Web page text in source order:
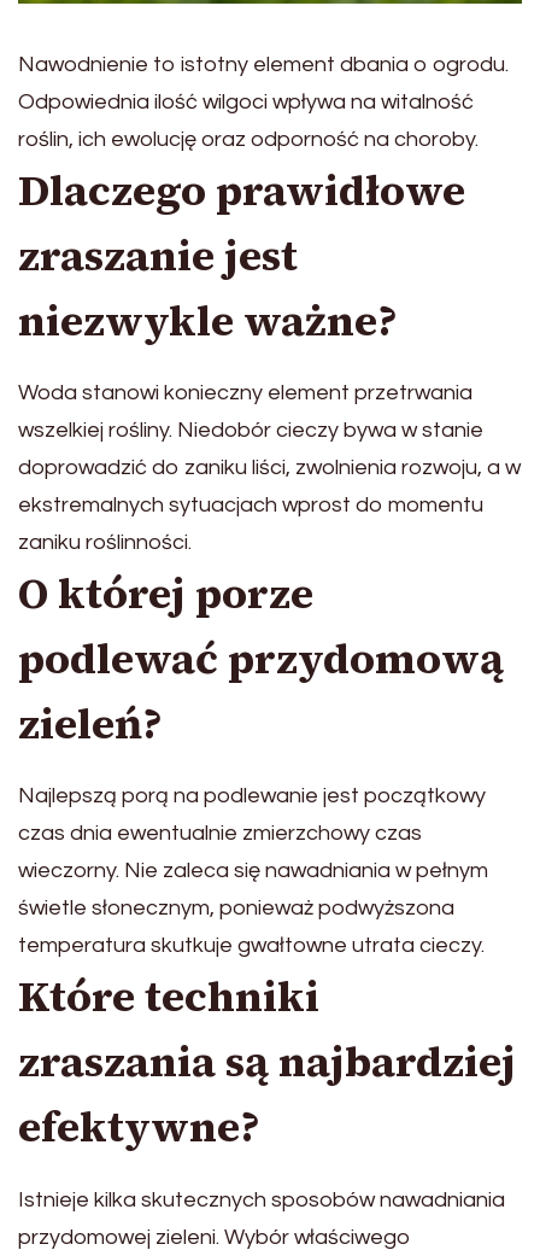
Nawodnienie to istotny element dbania o ogrodu.
Odpowiednia ilość wilgoci wpływa na witalność
roślin, ich ewolucję oraz odporność na choroby.
Dlaczego prawidłowe
zraszanie jest
niezwykle ważne?
Woda stanowi konieczny element przetrwania
wszelkiej rośliny. Niedobór cieczy bywa w stanie
doprowadzić do zaniku liści, zwolnienia rozwoju, a w
ekstremalnych sytuacjach wprost do momentu
zaniku roślinności.
O której porze
podlewać przydomową
zieleń?
Najlepszą porą na podlewanie jest początkowy
czas dnia ewentualnie zmierzchowy czas
wieczorny. Nie zaleca się nawadniania w pełnym
świetle słonecznym, ponieważ podwyższona
temperatura skutkuje gwałtowne utrata cieczy.
Które techniki
zraszania są najbardziej
efektywne?
Istnieje kilka skutecznych sposobów nawadniania
przydomowej zieleni. Wybór właściwego